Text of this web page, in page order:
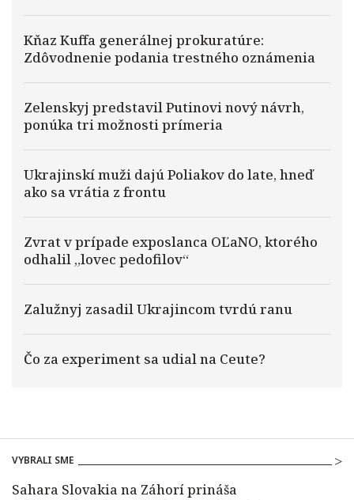
Kňaz Kuffa generálnej prokuratúre:
Zdôvodnenie podania trestného oznámenia
Zelenskyj predstavil Putinovi nový návrh,
ponúka tri možnosti prímeria
Ukrajinskí muži dajú Poliakov do late, hneď
ako sa vrátia z frontu
Zvrat v prípade exposlanca OĽaNO, ktorého
odhalil „lovec pedofilov“
Zalužnyj zasadil Ukrajincom tvrdú ranu
Čo za experiment sa udial na Ceute?
VYBRALI SME
Sahara Slovakia na Záhorí prináša